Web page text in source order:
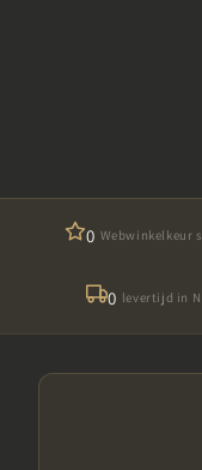
0 Webwinkelkeur
0 levertijd in